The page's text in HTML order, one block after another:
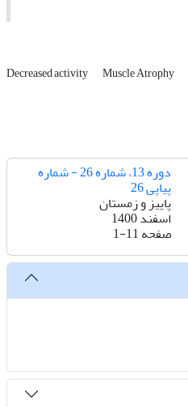
Decreased activity Muscle Atrophy
دوره 13، شماره 26 - شماره
پیاپی 26
پاییز و زمستان
اسفند 1400
صفحه1-11